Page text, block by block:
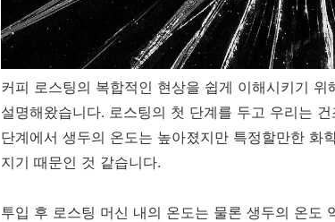
커피 로스팅의 복합적인 현상을 쉽게 이해시키기
설명해왔습니다. 로스팅의 첫 단계를 두고 우리는
단계에서 생두의 온도는 높아졌지만 특정할만한 화
지기 때문인 것 같습니다.
투입 후 로스팅 머신 내의 온도는 물론 생두의 온